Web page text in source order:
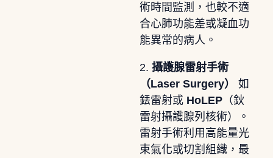
術時間監測，也較不適
合心肺功能差或凝血功
能異常的病人。
2. 攝護腺雷射手術
（Laser Surgery）
如
銩雷射或 HoLEP（鈥
雷射攝護腺列核術）。
雷射手術利用高能量光
束氣化或切割組織，最